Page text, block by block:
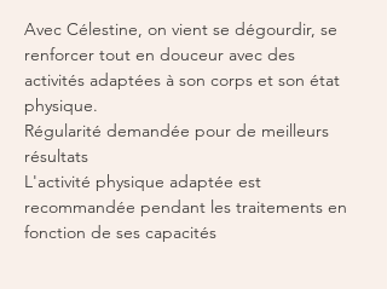
Avec Célestine, on vient se dégourdir, se
renforcer tout en douceur avec des
activités adaptées à son corps et son état
physique.
Régularité demandée pour de meilleurs
résultats
L'activité physique adaptée est
recommandée pendant les traitements en
fonction de ses capacités